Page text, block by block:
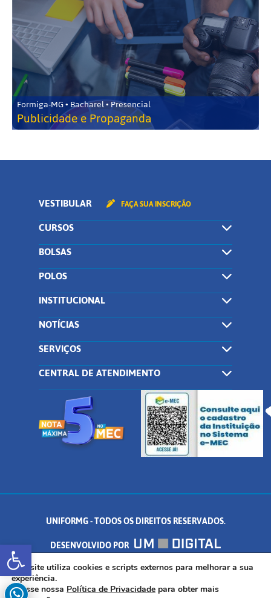
Abrir a barra de ferramentas
Formiga-MG • Bacharel • Presencial
Publicidade e Propaganda
VESTIBULAR FAÇA SUA INSCRIÇÃO
CURSOS
BOLSAS
POLOS
INSTITUCIONAL
NOTÍCIAS
SERVIÇOS
CENTRAL DE ATENDIMENTO
UNIFORMG - TODOS OS DIREITOS RESERVADOS.
DESENVOLVIDO POR
AV. DR. ARNALDO DE SENNA, 328 - PALMEIRAS, FORMIGA/MG - CEP:
35.574.530
Este site utiliza cookies e scripts externos para melhorar a sua
experiência.
Acesse nossa Política de Privacidade para obter mais